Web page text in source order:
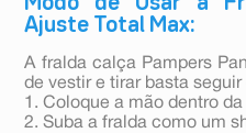
Ajuste Total Max:
A fralda calça Pampers
de vestir e tirar basta seguir
1. Coloque a mão dentro
2. Suba a fralda como um